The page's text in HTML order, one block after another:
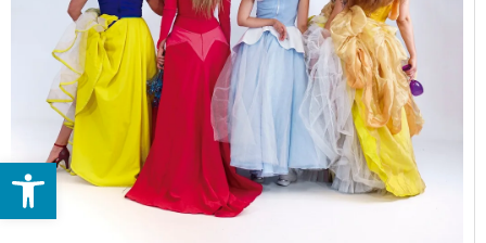
Abrir barra de herramientas